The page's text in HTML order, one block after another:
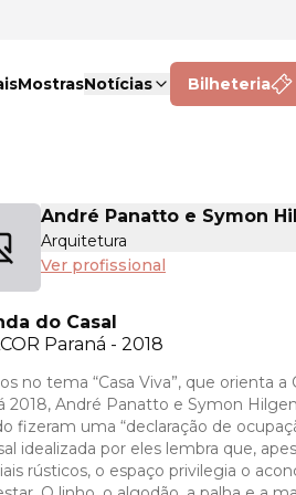
MostrasNotícias Bilheteria
André Panatto e Symon
Arquitetura
Ver profissional
do Casal
Paraná - 2018
no tema “Casa Viva”, que orienta a
2018, André Panatto e Symon
fizeram uma “declaração de
idealizada por eles lembra que,
rústicos, o espaço privilegia o